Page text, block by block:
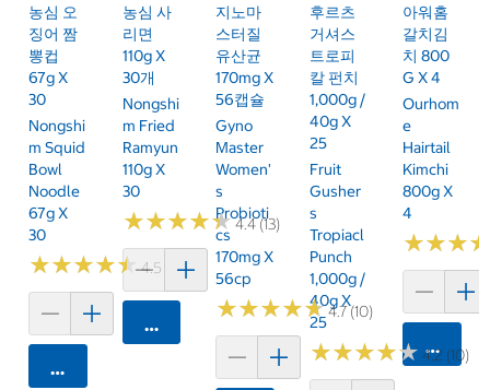
농심 오
징어 짬
뽕컵
67g X
30
Nongshi
M Squid
Bowl
Noodle
67g X
30
★★★★★
★★★★★4.5 (6)
카트에 담기
농심 사
리면
110g X
30개
Nongshi
M Fried
Ramyun
110g X
30
★★★★★
★★★★★4.4 (13)
카트에 담기
지노마
스터질
유산균
170mg X
56캡슐
Gyno
Master
Women'
S
Probioti
Cs
170mg X
56cp
★★★★★
★★★★★4.7 (10)
후르츠
거셔스
트로피
칼 펀치
1,000g /
40g X
25
Fruit
Gusher
S
Tropiacl
Punch
1,000g /
40g X
25
★★★★★
★★★★★ 4.2 (10)
아워홈
갈치김
치 800
G X 4
Ourhom
E
Hairtail
Kimchi
800g X
4
★★★
★★★
카트에